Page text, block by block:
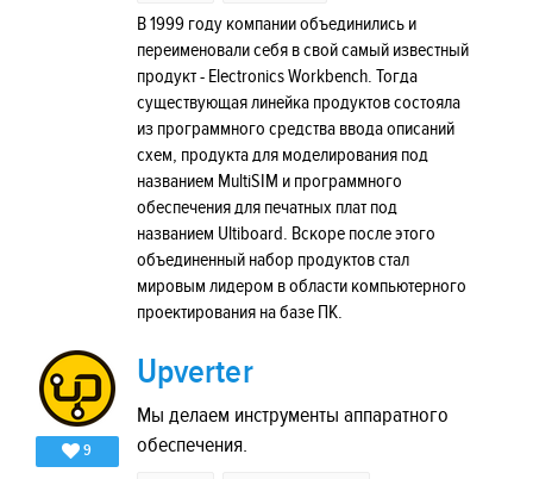
В 1999 году компании объединились и
переименовали себя в свой самый известный
продукт - Electronics Workbench. Тогда
существующая линейка продуктов состояла
из программного средства ввода описаний
схем, продукта для моделирования под
названием MultiSIM и программного
обеспечения для печатных плат под
названием Ultiboard. Вскоре после этого
объединенный набор продуктов стал
мировым лидером в области компьютерного
проектирования на базе ПК.
9
Upverter
Мы делаем инструменты аппаратного
обеспечения.